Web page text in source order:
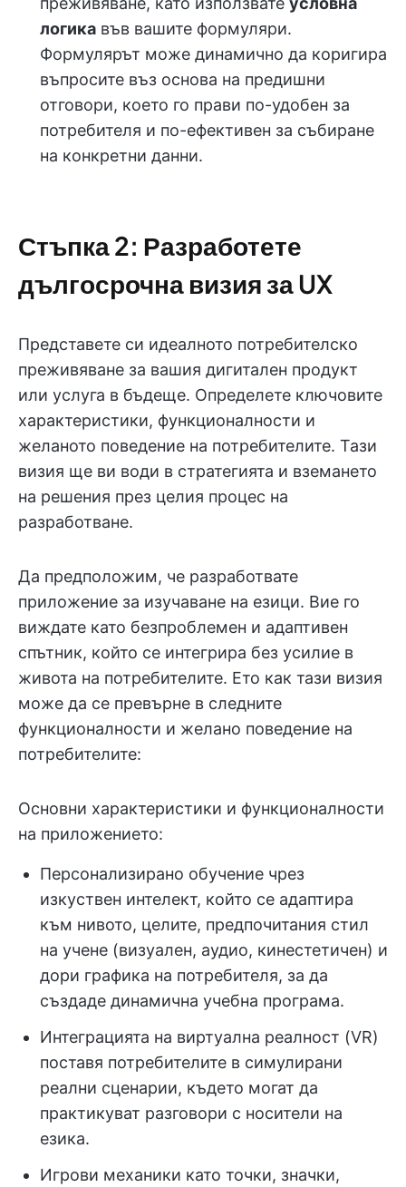
логика във вашите формуляри.
Формулярът може динамично да коригира
въпросите въз основа на предишни
отговори, което го прави по-удобен за
потребителя и по-ефективен за събиране
на конкретни данни.
Стъпка 2: Разработете
дългосрочна визия за UX
Представете си идеалното потребителско
преживяване за вашия дигитален продукт
или услуга в бъдеще. Определете ключовите
характеристики, функционалности и
желаното поведение на потребителите. Тази
визия ще ви води в стратегията и вземането
на решения през целия процес на
разработване.
Да предположим, че разработвате
приложение за изучаване на езици. Вие го
виждате като безпроблемен и адаптивен
спътник, който се интегрира без усилие в
живота на потребителите. Ето как тази визия
може да се превърне в следните
функционалности и желано поведение на
потребителите:
Основни характеристики и функционалности
на приложението:
Персонализирано обучение чрез
изкуствен интелект, който се адаптира
към нивото, целите, предпочитания стил
на учене (визуален, аудио, кинестетичен) и
дори графика на потребителя, за да
създаде динамична учебна програма.
Интеграцията на виртуална реалност (VR)
поставя потребителите в симулирани
реални сценарии, където могат да
практикуват разговори с носители на
езика.
Игрови механики като точки, значки,